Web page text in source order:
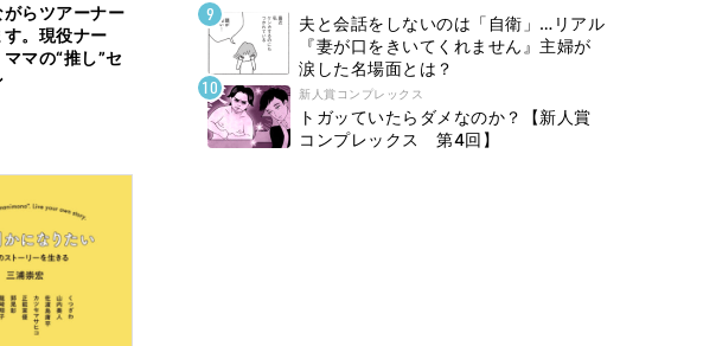
らツアーナー
す。現役ナー
マの“推し”セ
夫と会話をしないのは「自衛」…リアル
『妻が口をきいてくれません』主婦が
涙した名場面とは？
新人賞コンプレックス
トガッていたらダメなのか？【新人賞
コンプレックス 第4回】